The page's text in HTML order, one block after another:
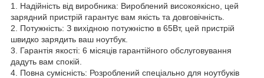
1. Надійність від виробника: Вироблений високоякісно, цей
зарядний пристрій гарантує вам якість та довговічність.
2. Потужність: З вихідною потужністю в 65Вт, цей пристрій
швидко зарядить ваш ноутбук.
3. Гарантія якості: 6 місяців гарантійного обслуговування
дадуть вам спокій.
4. Повна сумісність: Розроблений спеціально для ноутбуків